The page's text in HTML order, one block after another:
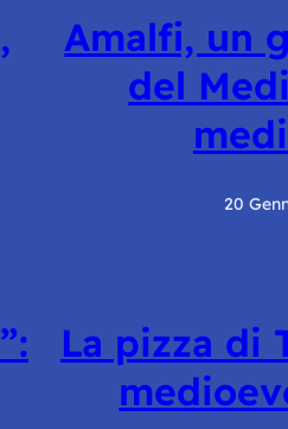
Amalfi, un
del
20
La pizza di